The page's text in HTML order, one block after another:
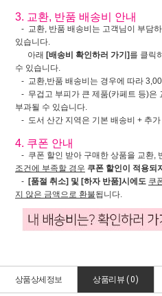
3. 교환, 반품 배송비 안내
- 교환, 반품 배송비는 고객님이 부담
있습니다.
아래 [배송비 확인하러 가기] 를 클릭
수 있습니다.
- 교환,반품 배송비는 경우에 따라
- 무겁고 부피가 큰 제품(카페트 등)은
부과될 수 있습니다.
- 도서 산간 지역은 기본 배송비 + 추
4. 쿠폰 안내
- 쿠폰 할인 받아 구매한 상품을 교환,
조건에 부족할 경우 쿠폰 할인이 적용되
- [품절 취소] 및 [하자 반품]시에도 쿠
지 않은 금액으로 환불됩니다.
상품상세정보 상품리뷰 ( 0)